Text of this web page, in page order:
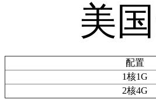
美国
配置
1核1G
2核4G